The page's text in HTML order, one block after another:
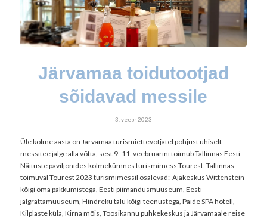
Järvamaa toidutootjad
sõidavad messile
3. veebr 2023
Üle kolme aasta on Järvamaa turismiettevõtjatel põhjust ühiselt
messitee jalge alla võtta, sest 9.-11. veebruarini toimub Tallinnas Eesti
Näituste paviljonides kolmekümnes turismimess Tourest. Tallinnas
toimuval Tourest 2023 turismimessil osalevad: Ajakeskus Wittenstein
kõigi oma pakkumistega, Eesti piimandusmuuseum, Eesti
jalgrattamuuseum, Hindreku talu kõigi teenustega, Paide SPA hotell,
Kilplaste küla, Kirna mõis, Toosikannu puhkekeskus ja Järvamaale reise